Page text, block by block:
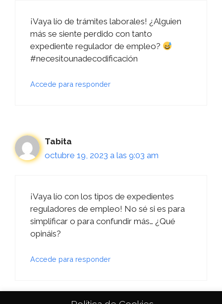
¡Vaya lío de trámites laborales! ¿Alguien
más se siente perdido con tanto
expediente regulador de empleo?
#necesitounadecodificación
Accede para responder
Tabita
octubre 19, 2023 a las 9:03 am
¡Vaya lío con los tipos de expedientes
reguladores de empleo! No sé si es para
simplificar o para confundir más… ¿Qué
opináis?
Accede para responder